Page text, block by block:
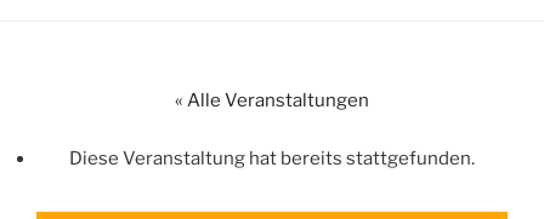
« Alle Veranstaltungen
Diese Veranstaltung hat bereits stattgefunden.